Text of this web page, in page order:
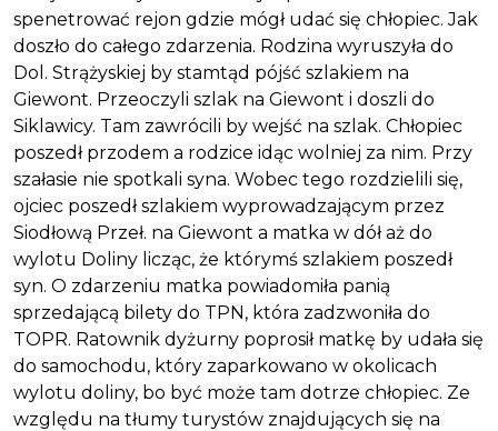
spenetrować rejon gdzie mógł udać się chłopiec. Jak
doszło do całego zdarzenia. Rodzina wyruszyła do
Dol. Strążyskiej by stamtąd pójść szlakiem na
Giewont. Przeoczyli szlak na Giewont i doszli do
Siklawicy. Tam zawrócili by wejść na szlak. Chłopiec
poszedł przodem a rodzice idąc wolniej za nim. Przy
szałasie nie spotkali syna. Wobec tego rozdzielili się,
ojciec poszedł szlakiem wyprowadzającym przez
Siodłową Przeł. na Giewont a matka w dół aż do
wylotu Doliny licząc, że którymś szlakiem poszedł
syn. O zdarzeniu matka powiadomiła panią
sprzedającą bilety do TPN, która zadzwoniła do
TOPR. Ratownik dyżurny poprosił matkę by udała się
do samochodu, który zaparkowano w okolicach
wylotu doliny, bo być może tam dotrze chłopiec. Ze
względu na tłumy turystów znajdujących się na